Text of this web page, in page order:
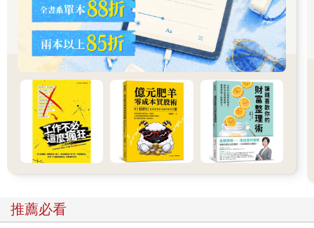
外洩。
然而這麼做的代價是，數百張的便條散亂在辦公桌的抽屜裡，記
憶與注意力也隨著四散的筆記而變得渙散，思考變得零散並開始
影響工作。
於是，我嘗試使用便利貼來取代便條紙磚。因為背面有黏膠，寫
好的便利貼可以貼在筆記本上。
這麼一來我的思緒不再雜亂無章。不僅如此，視覺化的思緒整齊
地排列在寬闊的筆記本上，能夠邊翻邊快速瀏覽。
了。
推薦必看